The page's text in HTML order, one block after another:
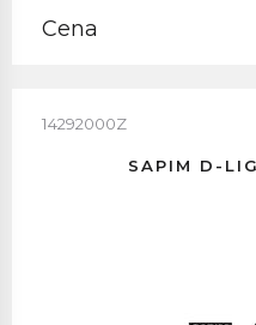
Cena
14292000Z
SAPIM D-